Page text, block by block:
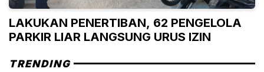
LAKUKAN PENERTIBAN, 62 PENGELOLA
PARKIR LIAR LANGSUNG URUS IZIN
TRENDING